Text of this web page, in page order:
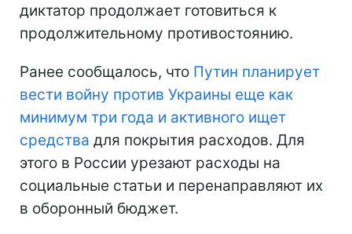
диктатор продолжает готовиться к
продолжительному противостоянию.
Ранее сообщалось, что Путин планирует
вести войну против Украины еще как
минимум три года и активного ищет
средства для покрытия расходов. Для
этого в России урезают расходы на
социальные статьи и перенаправляют их
в оборонный бюджет.